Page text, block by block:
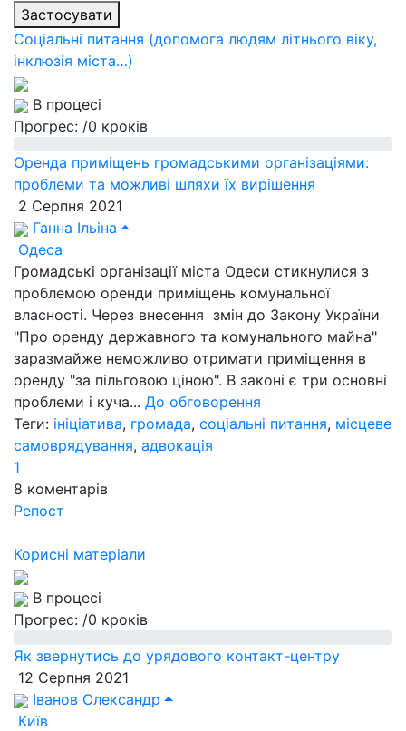
Застосувати
Соціальні питання (допомога людям літнього віку,
інклюзія міста…)
В процесі
Прогрес: /0 кроків
Оренда приміщень громадськими організаціями:
проблеми та можливі шляхи їх вирішення
2 Серпня 2021
Ганна Ільіна
Одеса
Громадські організації міста Одеси стикнулися з
проблемою оренди приміщень комунальної
власності. Через внесення змін до Закону України
"Про оренду державного та комунального майна"
заразмайже неможливо отримати приміщення в
оренду "за пільговою ціною". В законі є три основні
проблеми і куча... До обговорення
Теги: ініціатива, громада, соціальні питання, місцеве
самоврядування, адвокація
1
8 коментарів
Репост
Корисні матеріали
В процесі
Прогрес: /0 кроків
Як звернутись до урядового контакт-центру
12 Серпня 2021
Іванов Олександр
Київ